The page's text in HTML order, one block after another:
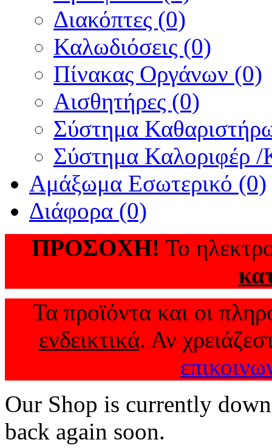
Διακόπτες (0)
Καλωδιόσεις (0)
Πίνακας Οργάνων (0)
Αισθητήρες (0)
Σύστημα
Σύστημα Καλοριφέρ /
Αμάξωμα Εσωτερικό (0)
Διάφορα (0)
ΠΡΟΣΟΧΗ! Το
Τα προϊόντα και οι
ενδεικτικά. Αν
Our Shop is currently
back again soon.